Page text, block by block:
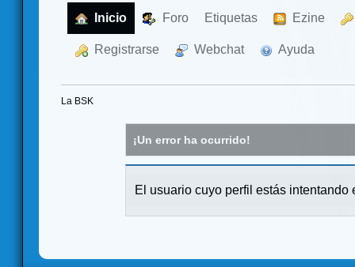
Inicio Foro Etiquetas Ezine
Registrarse Webchat Ayuda
La BSK
¡Un error ha ocurrido!
El usuario cuyo perfil estás intentando